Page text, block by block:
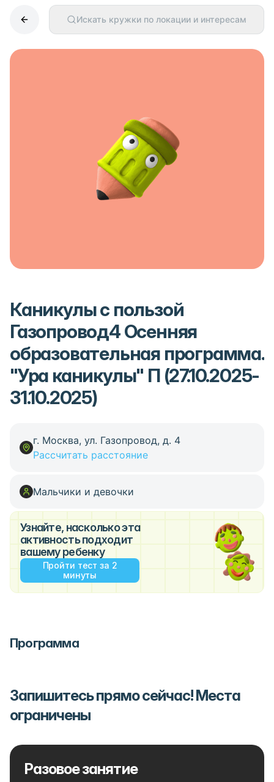
Искать кружки по локации и интересам
Каникулы с пользой
Газопровод4 Осенняя
образовательная программа.
"Ура каникулы" П (27.10.2025-
31.10.2025)
г. Москва, ул. Газопровод, д. 4
Рассчитать расстояние
Мальчики и девочки
Узнайте, насколько эта
активность подходит
вашему ребенку
Пройти тест за 2
минуты
Программа
Запишитесь прямо сейчас! Места
ограничены
Разовое занятие